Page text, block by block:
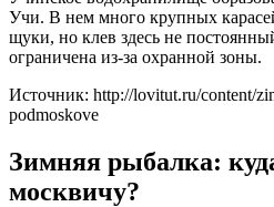
Учи. В нем много крупных
щуки, но клев здесь не
ограничена из-за охранной зоны.
Источник: http://lovitut.ru/content/
podmoskove
Зимняя рыбалка:
москвичу?